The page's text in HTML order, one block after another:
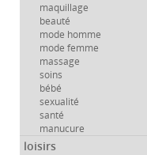
maquillage
beauté
mode homme
mode femme
massage
soins
bébé
sexualité
santé
manucure
loisirs